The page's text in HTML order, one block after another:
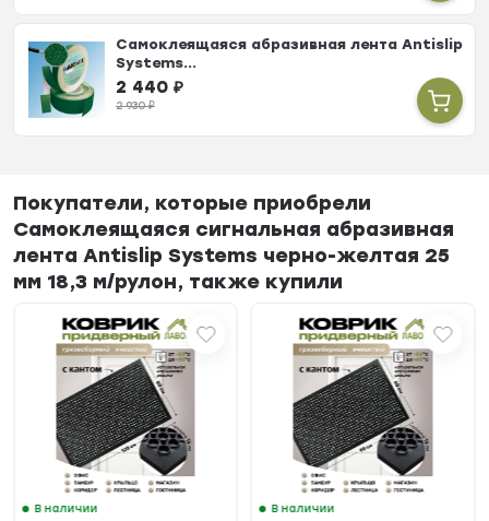
Самоклеящаяся абразивная лента Antislip
Systems...
2 440 ₽
2 930₽
Покупатели, которые приобрели
Самоклеящаяся сигнальная абразивная
лента Antislip Systems черно-желтая 25
мм 18,3 м/рулон, также купили
В наличии В наличии